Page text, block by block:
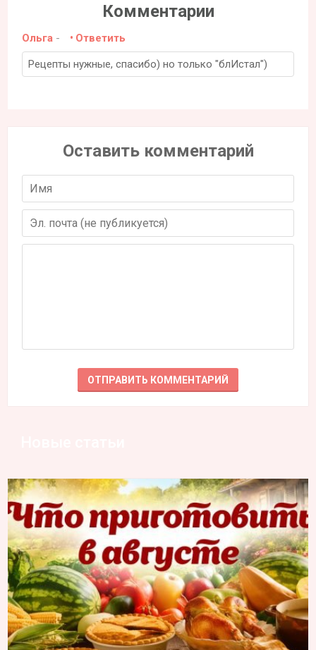
Комментарии
Ольга - Ответить
Рецепты нужные, спасибо) но только "блИстал")
Оставить комментарий